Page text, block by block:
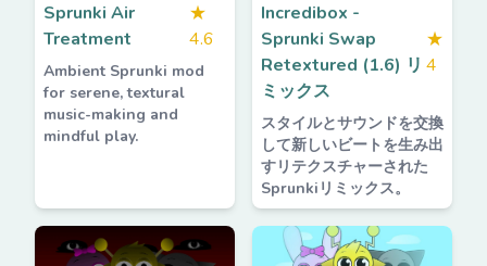
Sprunki Air
Treatment
★
4.6
Ambient Sprunki mod
for serene, textural
music-making and
mindful play.
Incredibox -
Sprunki Swap
Retextured (1.6) リ
ミックス
★
4
スタイルとサウンドを交換
して新しいビートを生み出
すリテクスチャーされた
Sprunkiリミックス。